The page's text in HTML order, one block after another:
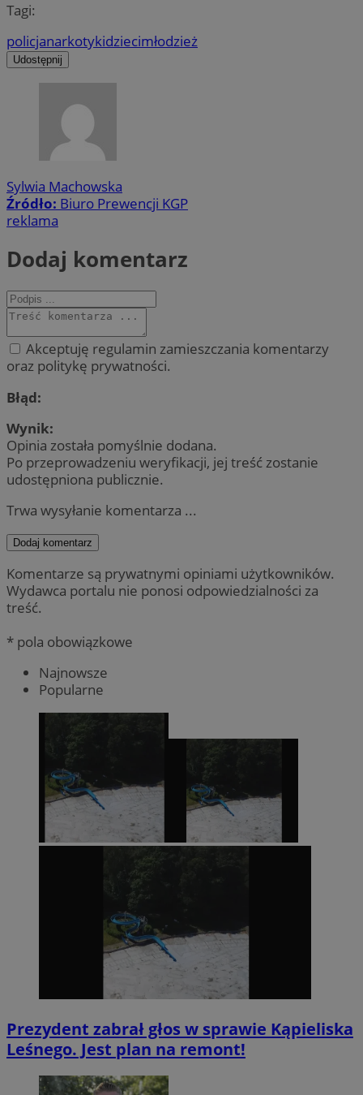
Tagi:
policjanarkotykidziecimłodzież
Udostępnij
Sylwia Machowska
Źródło: Biuro Prewencji KGP
reklama
Dodaj komentarz
Akceptuję regulamin zamieszczania komentarzy
oraz politykę prywatności.
Błąd:
Wynik:
Opinia została pomyślnie dodana.
Po przeprowadzeniu weryfikacji, jej treść zostanie
udostępniona publicznie.
Trwa wysyłanie komentarza ...
Dodaj komentarz
Komentarze są prywatnymi opiniami użytkowników.
Wydawca portalu nie ponosi odpowiedzialności za
treść.
* pola obowiązkowe
Najnowsze
Popularne
Prezydent zabrał głos w sprawie Kąpieliska
Leśnego. Jest plan na remont!